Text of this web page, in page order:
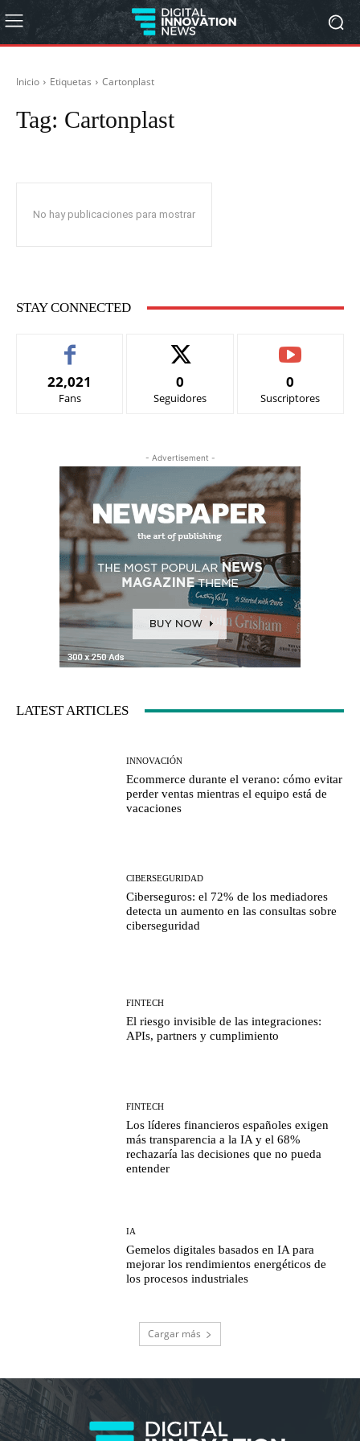
Inicio Etiquetas Cartonplast
Tag: Cartonplast
No hay publicaciones para mostrar
STAY CONNECTED
22,021
Fans
0
Seguidores
0
Suscriptores
- Advertisement -
LATEST ARTICLES
INNOVACIÓN
Ecommerce durante el verano: cómo evitar
perder ventas mientras el equipo está de
vacaciones
CIBERSEGURIDAD
Ciberseguros: el 72% de los mediadores
detecta un aumento en las consultas sobre
ciberseguridad
FINTECH
El riesgo invisible de las integraciones:
APIs, partners y cumplimiento
FINTECH
Los líderes financieros españoles exigen
más transparencia a la IA y el 68%
rechazaría las decisiones que no pueda
entender
IA
Gemelos digitales basados en IA para
mejorar los rendimientos energéticos de
los procesos industriales
Cargar más